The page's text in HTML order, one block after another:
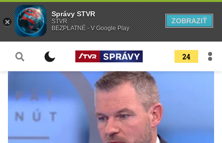
24
Správy STVR
STVR
BEZPLATNÉ - V Google Play
ZOBRAZIŤ